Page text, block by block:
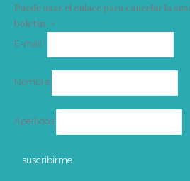
Puede usar el enlace para cancelar la
boletín. >
E-mail*
Nombre
Apellidos